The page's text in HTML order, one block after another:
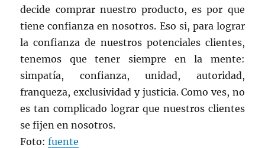
decide comprar nuestro producto, es por que
tiene confianza en nosotros. Eso si, para lograr
la confianza de nuestros potenciales clientes,
tenemos que tener siempre en la mente:
simpatía, confianza, unidad, autoridad,
franqueza, exclusividad y justicia. Como ves, no
es tan complicado lograr que nuestros clientes
se fijen en nosotros.
Foto:fuente